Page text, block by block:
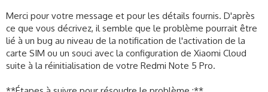
Petite précision, pour me connecter au cloud, je reçois bien un
SMS avec un code d'accès.
Y a-t-il une solution pour régler cela?
Je vous remercie
Merci pour votre message et pour les détails fournis. D'après
ce que vous décrivez, il semble que le problème pourrait être
lié à un bug au niveau de la notification de l'activation de la
carte SIM ou un souci avec la configuration de Xiaomi Cloud
suite à la réinitialisation de votre Redmi Note 5 Pro.